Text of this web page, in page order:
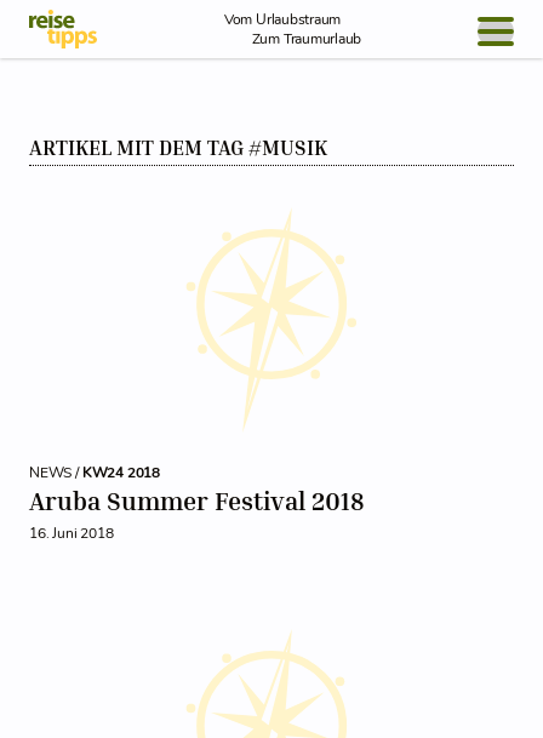
Skip to Content
Vom Urlaubstraum
Zum Traumurlaub
NEWS
ARTIKEL MIT DEM TAG #MUSIK
NEWS /KW24 2018
Aruba Summer Festival 2018
16. Juni 2018